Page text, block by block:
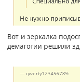
Не нужно
Вот и зеркалка
демагогии решили
qwerty123456789: